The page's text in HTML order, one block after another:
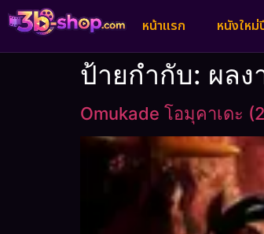
หน้าแรก หนังใหม่
ป้ายกำกับ: ผลง
Omukade โอมุคาเดะ